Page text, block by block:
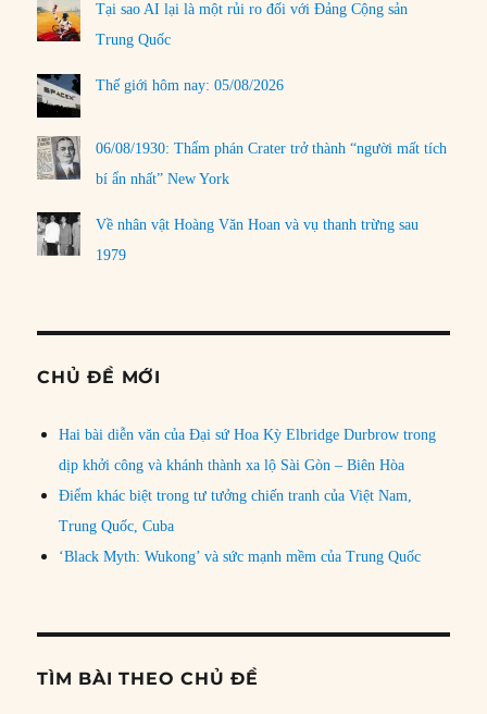
Tại sao AI lại là một rủi ro đối với Đảng Cộng sản
Trung Quốc
Thế giới hôm nay: 05/08/2026
06/08/1930: Thẩm phán Crater trở thành “người mất tích
bí ẩn nhất” New York
Về nhân vật Hoàng Văn Hoan và vụ thanh trừng sau
1979
CHỦ ĐỀ MỚI
Hai bài diễn văn của Đại sứ Hoa Kỳ Elbridge Durbrow trong
dịp khởi công và khánh thành xa lộ Sài Gòn – Biên Hòa
Điểm khác biệt trong tư tưởng chiến tranh của Việt Nam,
Trung Quốc, Cuba
‘Black Myth: Wukong’ và sức mạnh mềm của Trung Quốc
TÌM BÀI THEO CHỦ ĐỀ